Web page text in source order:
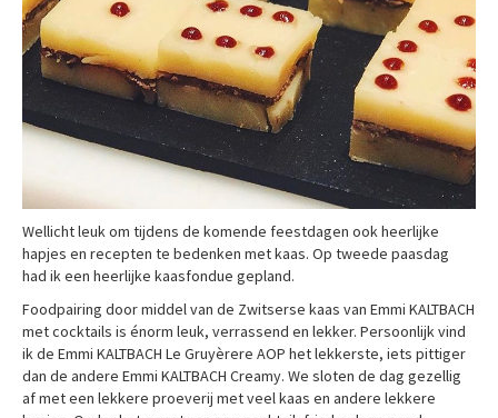
Wellicht leuk om tijdens de komende feestdagen ook heerlijke
hapjes en recepten te bedenken met kaas. Op tweede paasdag
had ik een heerlijke kaasfondue gepland.
Foodpairing door middel van de Zwitserse kaas van Emmi KALTBACH
met cocktails is énorm leuk, verrassend en lekker. Persoonlijk vind
ik de Emmi KALTBACH Le Gruyèrere AOP het lekkerste, iets pittiger
dan de andere Emmi KALTBACH Creamy. We sloten de dag gezellig
af met een lekkere proeverij met veel kaas en andere lekkere